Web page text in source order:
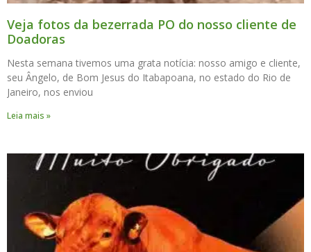
Veja fotos da bezerrada PO do nosso cliente de
Doadoras
Nesta semana tivemos uma grata notícia: nosso amigo e cliente,
seu Ângelo, de Bom Jesus do Itabapoana, no estado do Rio de
Janeiro, nos enviou
Leia mais »